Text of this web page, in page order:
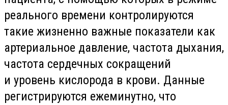
реального времени контролируются
такие жизненно важные показатели как
артериальное давление, частота дыхания,
частота сердечных сокращений
и уровень кислорода в крови. Данные
регистрируются ежеминутно, что